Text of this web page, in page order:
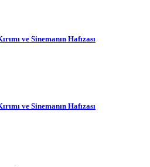
ve Sinemanın Hafızası
ve Sinemanın Hafızası